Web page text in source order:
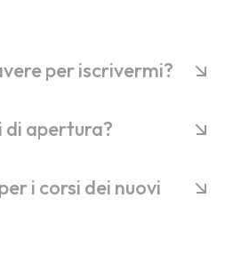
per iscrivermi?
di apertura?
i corsi dei nuovi